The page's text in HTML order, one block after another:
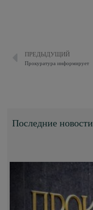
ПРЕДЫДУЩИЙ
Прокуратура информирует
Последние новости